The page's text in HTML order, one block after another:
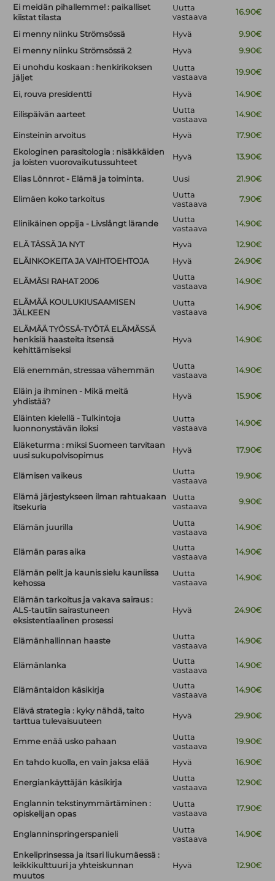
Ei meidän pihallemme! : paikalliset
kiistat tilasta
Uutta
vastaava
16.90€
Ei menny niinku Strömsössä Hyvä
9.90€
Ei menny niinku Strömsössä 2
Hyvä
9.90€
Ei unohdu koskaan : henkirikoksen
jäljet
Uutta
vastaava
19.90€
Ei, rouva presidentti Hyvä 14.90€
Eilispäivän aarteet
Uutta
vastaava
14.90€
Einsteinin arvoitus Hyvä
17.90€
Ekologinen parasitologia : nisäkkäiden
ja loisten vuorovaikutussuhteet
Hyvä 13.90€
Elias Lönnrot - Elämä ja toiminta. Uusi 21.90€
Elimäen koko tarkoitus
Uutta
vastaava
7.90€
Elinikäinen oppija - Livslångt lärande
Uutta
vastaava
14.90€
ELÄ TÄSSÄ JA NYT Hyvä
12.90€
ELÄINKOKEITA JA VAIHTOEHTOJA
Hyvä 24.90€
ELÄMÄSI RAHAT 2006
Uutta
vastaava
14.90€
ELÄMÄÄ KOULUKIUSAAMISEN
JÄLKEEN
Uutta
vastaava
14.90€
ELÄMÄÄ TYÖSSÄ-TYÖTÄ ELÄMÄSSÄ
henkisiä haasteita itsensä
kehittämiseksi
Hyvä 14.90€
Elä enemmän, stressaa vähemmän
Uutta
vastaava
14.90€
Eläin ja ihminen - Mikä meitä
yhdistää?
Hyvä 15.90€
Eläinten kielellä - Tulkintoja
luonnonystävän iloksi
Uutta
vastaava
14.90€
Eläketurma : miksi Suomeen tarvitaan
uusi sukupolvisopimus
Hyvä 17.90€
Elämisen vaikeus
Uutta
vastaava
19.90€
Elämä järjestykseen ilman rahtuakaan
itsekuria
Uutta
vastaava
9.90€
Elämän juurilla
Uutta
vastaava
14.90€
Elämän paras aika
Uutta
vastaava
14.90€
Elämän pelit ja kaunis sielu kauniissa
kehossa
Uutta
vastaava
14.90€
Elämän tarkoitus ja vakava sairaus :
ALS-tautiin sairastuneen
eksistentiaalinen prosessi
Hyvä 24.90€
Elämänhallinnan haaste
Uutta
vastaava
14.90€
Elämänlanka
Uutta
vastaava
14.90€
Elämäntaidon käsikirja
Uutta
vastaava
14.90€
Elävä strategia : kyky nähdä, taito
tarttua tulevaisuuteen
Hyvä 29.90€
Emme enää usko pahaan
Uutta
vastaava
19.90€
En tahdo kuolla, en vain jaksa elää Hyvä 16.90€
Energiankäyttäjän käsikirja
Uutta
vastaava
12.90€
Englannin tekstinymmärtäminen :
opiskelijan opas
Uutta
vastaava
17.90€
Englanninspringerspanieli
Uutta
vastaava
14.90€
Enkeliprinsessa ja itsari liukumäessä :
leikkikulttuuri ja yhteiskunnan
muutos
Hyvä 12.90€